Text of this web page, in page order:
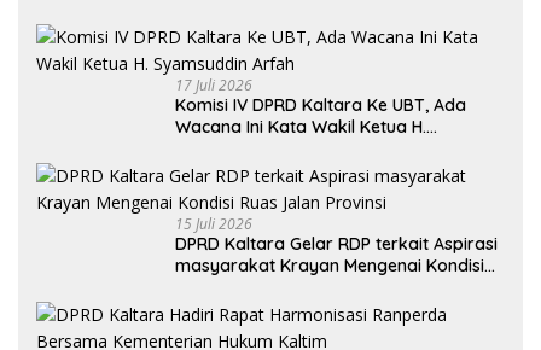
Selatan
17 Juli 2026
Komisi IV DPRD Kaltara Ke UBT, Ada
Wacana Ini Kata Wakil Ketua H.
15 Juli 2026
DPRD Kaltara Gelar RDP terkait Aspirasi
masyarakat Krayan Mengenai Kondisi